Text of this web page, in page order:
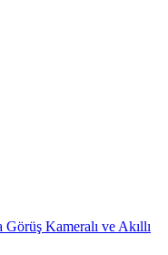
Kameralı ve Akıllı